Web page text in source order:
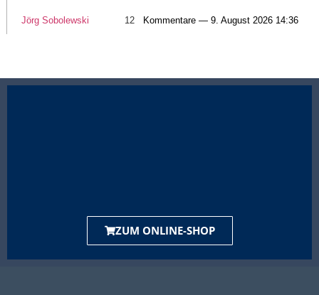
Jörg Sobolewski 12 Kommentare — 9. August 2026 14:36
ZUM ONLINE-SHOP